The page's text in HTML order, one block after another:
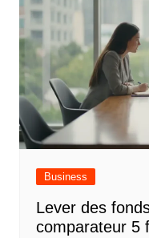
Business
Lever des
comparateur 5